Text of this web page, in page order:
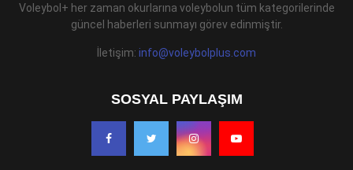
Voleybol+ her zaman okurlarına voleybolun tüm kategorilerinde
güncel haberleri sunmayı görev edinmiştir.
İletişim: info@voleybolplus.com
SOSYAL PAYLAŞIM